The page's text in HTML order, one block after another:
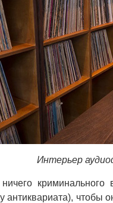
Интерьер
антиквариата), чтобы